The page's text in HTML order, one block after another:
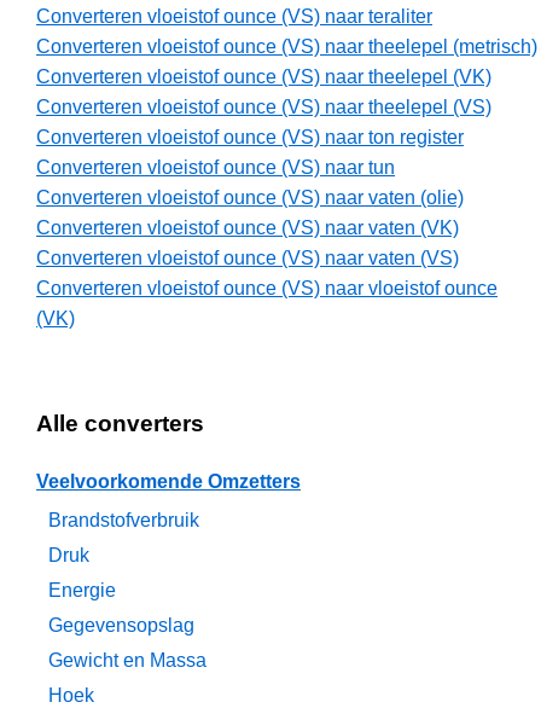
Converteren vloeistof ounce (VS) naar teraliter
Converteren vloeistof ounce (VS) naar theelepel (metrisch)
Converteren vloeistof ounce (VS) naar theelepel (VK)
Converteren vloeistof ounce (VS) naar theelepel (VS)
Converteren vloeistof ounce (VS) naar ton register
Converteren vloeistof ounce (VS) naar tun
Converteren vloeistof ounce (VS) naar vaten (olie)
Converteren vloeistof ounce (VS) naar vaten (VK)
Converteren vloeistof ounce (VS) naar vaten (VS)
Converteren vloeistof ounce (VS) naar vloeistof ounce
(VK)
Alle converters
Veelvoorkomende Omzetters
Brandstofverbruik
Druk
Energie
Gegevensopslag
Gewicht en Massa
Hoek